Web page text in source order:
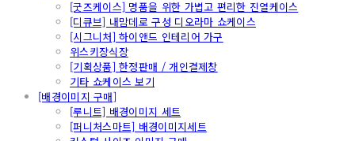
[굿즈케이스] 명품을 위한 가볍고 편리한 진열케이스
[디큐브] 내맘데로 구성 디오라마 쇼케이스
[시그니처] 하이앤드 인테리어 가구
위스키장식장
[기획상품] 한정판매 / 개인결제창
기타 쇼케이스 보기
[배경이미지 구매]
[루니트] 배경이미지 세트
[퍼니처스마트] 배경이미지세트